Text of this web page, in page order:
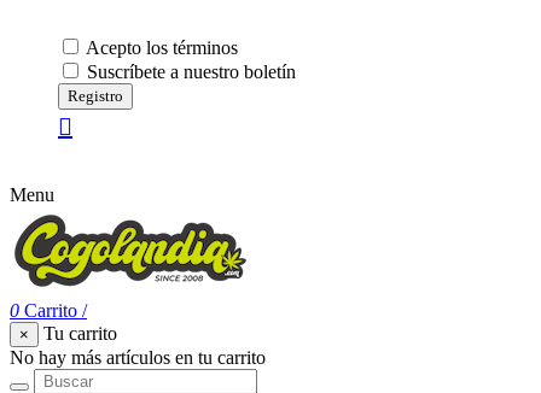
Acepto los términos
Suscríbete a nuestro boletín
Registro
Menu
0 Carrito /
×
Tu carrito
No hay más artículos en tu carrito